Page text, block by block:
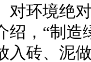
对环境绝
，“制造
入砖、泥